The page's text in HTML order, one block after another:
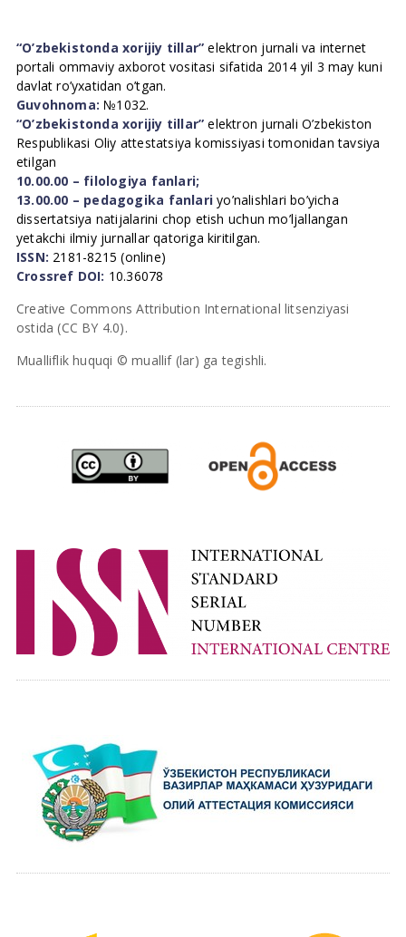
“O’zbekistonda xorijiy tillar” elektron jurnali va internet
portali ommaviy axborot vositasi sifatida 2014 yil 3 may kuni
davlat ro’yxatidan o’tgan.
Guvohnoma: №1032.
“O’zbekistonda xorijiy tillar” elektron jurnali O’zbekiston
Respublikasi Oliy attestatsiya komissiyasi tomonidan tavsiya
etilgan
10.00.00 – filologiya fanlari;
13.00.00 – pedagogika fanlari yo’nalishlari bo’yicha
dissertatsiya natijalarini chop etish uchun mo’ljallangan
yetakchi ilmiy jurnallar qatoriga kiritilgan.
ISSN: 2181-8215 (online)
Crossref DOI: 10.36078
Creative Commons Attribution International litsenziyasi
ostida (CC BY 4.0).
Mualliflik huquqi © muallif (lar) ga tegishli.